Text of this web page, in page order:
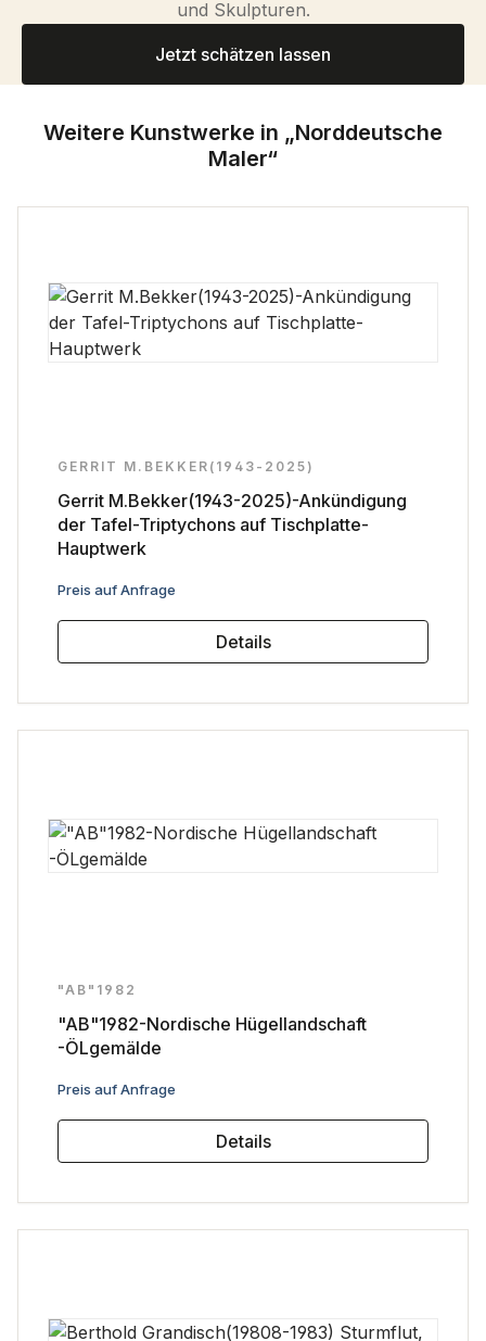
und Skulpturen.
Jetzt schätzen lassen
Weitere Kunstwerke in „Norddeutsche
Maler“
GERRIT M.BEKKER(1943-2025)
Gerrit M.Bekker(1943-2025)-Ankündigung
der Tafel-Triptychons auf Tischplatte-
Hauptwerk
Regulärer Preis:
Preis auf Anfrage
Details
"AB"1982
"AB"1982-Nordische Hügellandschaft
-ÖLgemälde
Regulärer Preis:
Preis auf Anfrage
Details